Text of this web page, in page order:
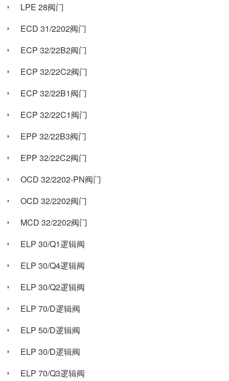
LPE 28阀门
ECD 31/2202阀门
ECP 32/22B2阀门
ECP 32/22C2阀门
ECP 32/22B1阀门
ECP 32/22C1阀门
EPP 32/22B3阀门
EPP 32/22C2阀门
OCD 32/2202-PN阀门
OCD 32/2202阀门
MCD 32/2202阀门
ELP 30/Q1逻辑阀
ELP 30/Q4逻辑阀
ELP 30/Q2逻辑阀
ELP 70/D逻辑阀
ELP 50/D逻辑阀
ELP 30/D逻辑阀
ELP 70/Q3逻辑阀